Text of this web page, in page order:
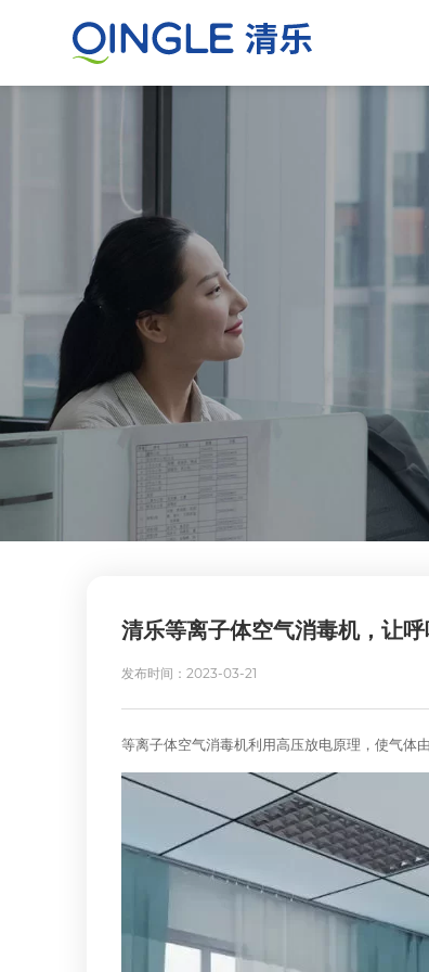
清乐等离子体空气消毒机，让呼
发布时间：2023-03-21
等离子体空气消毒机利用高压放电原理，使气体